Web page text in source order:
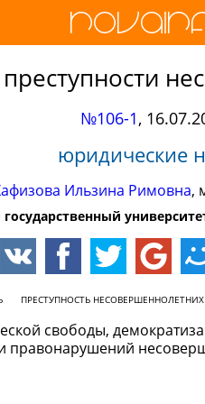
№106-1,
юридические
Ильзина Римовна,
ПРЕСТУПНОСТЬ НЕСОВЕРШЕННОЛЕТНИХ
свободы,
правонарушений